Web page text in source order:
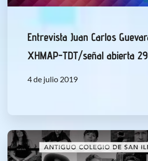
Entrevista Juan Carlos
XHMAP-TDT/señal abierta
4 de julio 2019